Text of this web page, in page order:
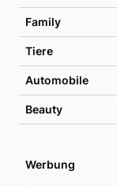
Family
Tiere
Automobile
Beauty
Werbung